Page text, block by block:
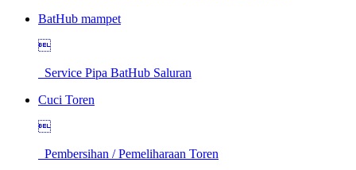
BatHub mampet

Service Pipa BatHub Saluran
Cuci Toren

Pembersihan / Pemeliharaan Toren